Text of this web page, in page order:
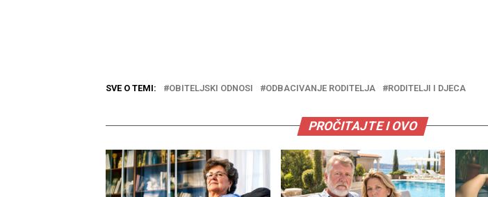
SVE O TEMI: OBITELJSKI ODNOSI ODBACIVANJE RODITELJA RODITELJI I DJECA
PROČITAJTE I OVO